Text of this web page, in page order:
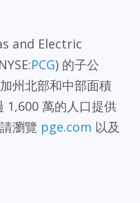
and Electric
PCG) 的子公
州北部和中部面積
1,600 萬的人口提供
瀏覽 pge.com 以及